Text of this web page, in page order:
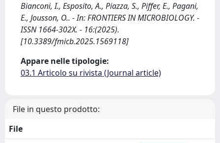
Bianconi, I., Esposito, A., Piazza, S., Piffer, E., Pagani,
E., Jousson, O.. - In: FRONTIERS IN MICROBIOLOGY. -
ISSN 1664-302X. - 16:(2025).
[10.3389/fmicb.2025.1569118]
Appare nelle tipologie:
03.1 Articolo su rivista (Journal article)
File in questo prodotto:
File